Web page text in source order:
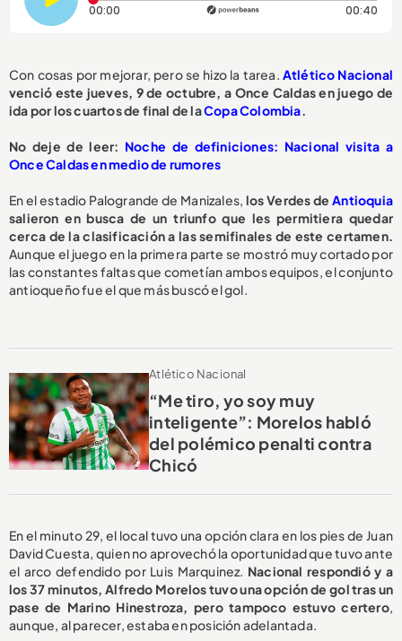
00:00 Tiempo transcurrido: 0 segundos 00:40
Con cosas por mejorar, pero se hizo la tarea. Atlético Nacional
venció este jueves, 9 de octubre, a Once Caldas en juego de
ida por los cuartos de final de laCopa Colombia.
No deje de leer: Noche de definiciones: Nacional visita a
Once Caldas en medio de rumores
En el estadio Palogrande de Manizales, los Verdes deAntioquia
salieron en busca de un triunfo que les permitiera quedar
cerca de la clasificación a las semifinales de este certamen.
Aunque el juego en la primera parte se mostró muy cortado por
las constantes faltas que cometían ambos equipos, el conjunto
antioqueño fue el que más buscó el gol.
Atlético Nacional
“Me tiro, yo soy muy
inteligente”: Morelos habló
del polémico penalti contra
Chicó
En el minuto 29, el local tuvo una opción clara en los pies de Juan
David Cuesta, quien no aprovechó la oportunidad que tuvo ante
el arco defendido por Luis Marquinez. Nacional respondió y a
los 37 minutos, Alfredo Morelos tuvo una opción de gol tras un
pase de Marino Hinestroza, pero tampoco estuvo certero,
aunque, al parecer, estaba en posición adelantada.